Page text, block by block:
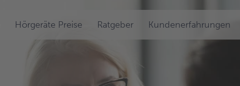
Hörgeräte Preise Ratgeber Kundenerfahrungen